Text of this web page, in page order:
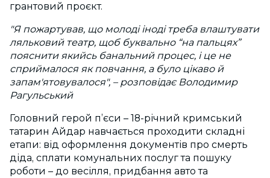
грантовий проєкт.
"Я пожартував, що молоді іноді треба влаштувати
ляльковий театр, щоб буквально “на пальцях”
пояснити якийсь банальний процес, і це не
сприймалося як повчання, а було цікаво й
запам'ятовувалося", – розповідає Володимир
Рагульський
Головний герой п’єси – 18-річний кримський
татарин Айдар навчається проходити складні
етапи: від оформлення документів про смерть
діда, сплати комунальних послуг та пошуку
роботи – до весілля, придбання авто та